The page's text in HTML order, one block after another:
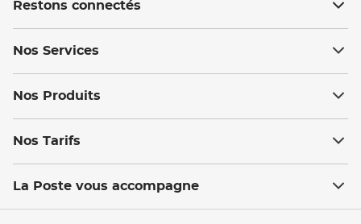
Restons connectés
Nos Services
Nos Produits
Nos Tarifs
La Poste vous accompagne